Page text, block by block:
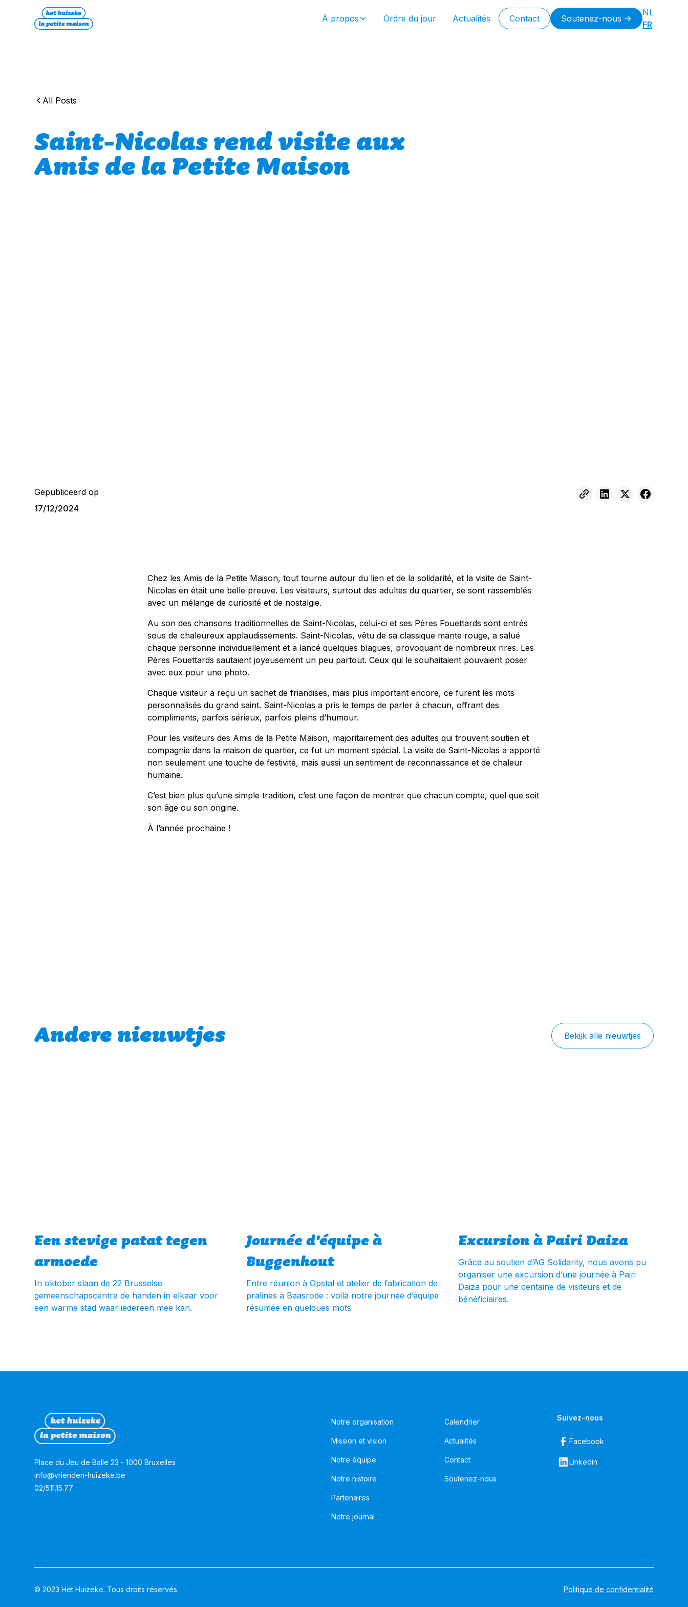
À propos Ordre du jour Actualités Contact Soutenez-nous ->
NL
FR
All Posts
Saint-Nicolas rend visite aux
Amis de la Petite Maison
Gepubliceerd op
17/12/2024
Chez les Amis de la Petite Maison, tout tourne autour du lien et de la solidarité, et la visite de Saint-
Nicolas en était une belle preuve. Les visiteurs, surtout des adultes du quartier, se sont rassemblés
avec un mélange de curiosité et de nostalgie.
Au son des chansons traditionnelles de Saint-Nicolas, celui-ci et ses Pères Fouettards sont entrés
sous de chaleureux applaudissements. Saint-Nicolas, vêtu de sa classique mante rouge, a salué
chaque personne individuellement et a lancé quelques blagues, provoquant de nombreux rires. Les
Pères Fouettards sautaient joyeusement un peu partout. Ceux qui le souhaitaient pouvaient poser
avec eux pour une photo.
Chaque visiteur a reçu un sachet de friandises, mais plus important encore, ce furent les mots
personnalisés du grand saint. Saint-Nicolas a pris le temps de parler à chacun, offrant des
compliments, parfois sérieux, parfois pleins d’humour.
Pour les visiteurs des Amis de la Petite Maison, majoritairement des adultes qui trouvent soutien et
compagnie dans la maison de quartier, ce fut un moment spécial. La visite de Saint-Nicolas a apporté
non seulement une touche de festivité, mais aussi un sentiment de reconnaissance et de chaleur
humaine.
C’est bien plus qu’une simple tradition, c’est une façon de montrer que chacun compte, quel que soit
son âge ou son origine.
À l’année prochaine !
Andere nieuwtjes Bekijk alle nieuwtjes
Een stevige patat tegen
armoede
In oktober slaan de 22 Brusselse
gemeenschapscentra de handen in elkaar voor
een warme stad waar iedereen mee kan.
Journée d'équipe à
Buggenhout
Entre réunion à Opstal et atelier de fabrication de
pralines à Baasrode : voilà notre journée d’équipe
résumée en quelques mots
Excursion à Pairi Daiza
Grâce au soutien d’AG Solidarity, nous avons pu
organiser une excursion d’une journée à Pairi
Daiza pour une centaine de visiteurs et de
bénéficiaires.
Place du Jeu de Balle 23 - 1000 Bruxelles
info@vrienden-huizeke.be
02/511.15.77
Notre organisation
Mission et vision
Notre équipe
Notre histoire
Partenaires
Notre journal
Calendrier
Actualités
Contact
Soutenez-nous
Suivez-nous
Facebook
Linkedin
© 2023 Het Huizeke. Tous droits réservés. Politique de confidentialité